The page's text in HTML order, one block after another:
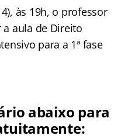
às 19h, o professor
aula de Direito
para a 1ª fase
abaixo para